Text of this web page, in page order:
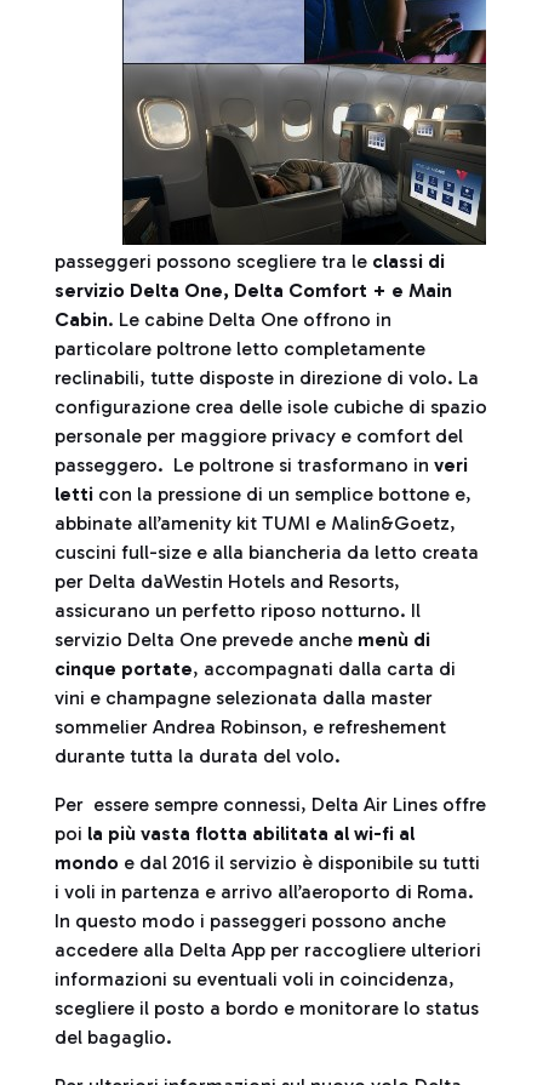
passeggeri possono scegliere tra le classi di
servizio Delta One, Delta Comfort + e Main
Cabin. Le cabine Delta One offrono in
particolare poltrone letto completamente
reclinabili, tutte disposte in direzione di volo. La
configurazione crea delle isole cubiche di spazio
personale per maggiore privacy e comfort del
passeggero. Le poltrone si trasformano in veri
letti con la pressione di un semplice bottone e,
abbinate all’amenity kit TUMI e Malin&Goetz,
cuscini full-size e alla biancheria da letto creata
per Delta daWestin Hotels and Resorts,
assicurano un perfetto riposo notturno. Il
servizio Delta One prevede anche menù di
cinque portate, accompagnati dalla carta di
vini e champagne selezionata dalla master
sommelier Andrea Robinson, e refreshement
durante tutta la durata del volo.
Per essere sempre connessi, Delta Air Lines offre
poi la più vasta flotta abilitata al wi-fi al
mondo e dal 2016 il servizio è disponibile su tutti
i voli in partenza e arrivo all’aeroporto di Roma.
In questo modo i passeggeri possono anche
accedere alla Delta App per raccogliere ulteriori
informazioni su eventuali voli in coincidenza,
scegliere il posto a bordo e monitorare lo status
del bagaglio.